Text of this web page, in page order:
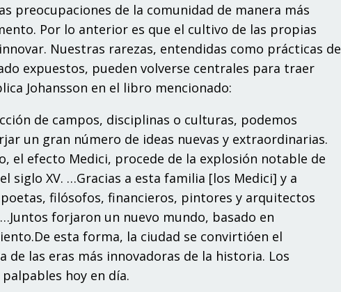
as preocupaciones de la comunidad de manera más
ento. Por lo anterior es que el cultivo de las propias
novar. Nuestras rarezas, entendidas como prácticas de
expuestos, pueden volverse centrales para traer
Johansson en el libro mencionado:
ción de campos, disciplinas o culturas, podemos
rjar un gran número de ideas nuevas y extraordinarias.
o, el efecto Medici, procede de la explosión notable de
el siglo XV. …Gracias a esta familia [los Medici] y a
poetas, filósofos, financieros, pintores y arquitectos
…Juntos forjaron un nuevo mundo, basado en
iento.De esta forma, la ciudad se convirtióen el
a de las eras más innovadoras de la historia. Los
palpables hoy en día.